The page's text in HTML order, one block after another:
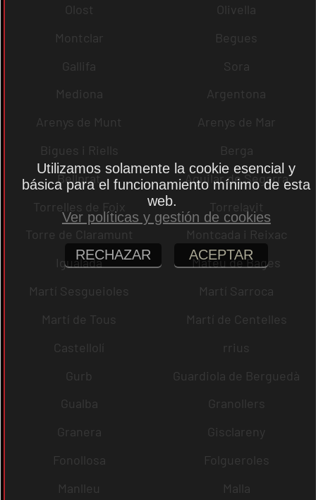
Olost
Olivella
Montclar
Begues
Gallifa
Sora
Mediona
Argentona
Arenys de Munt
Arenys de Mar
Bigues i Riells
Berga
Bellprat
Aguilar de Segarra
Torrelles de Foix
Torrelavit
Torre de Claramunt
Montcada i Reixac
Igualada
Mateu de Bages
Martí Sesgueioles
Martí Sarroca
Martí de Tous
Martí de Centelles
Castellolí
rrius
Gurb
Guardiola de Berguedà
Gualba
Granollers
Granera
Gisclareny
Fonollosa
Folgueroles
Manlleu
Malla
Utilizamos solamente la cookie esencial y
básica para el funcionamiento mínimo de esta
web.
Ver políticas y gestión de cookies
RECHAZAR ACEPTAR